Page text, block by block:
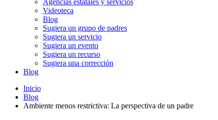
Videoteca
Blog
Sugiera un grupo de padres
Sugiera un servicio
Sugiera un evento
Sugiera un recurso
Sugiera una corrección
Blog
Inicio
Blog
Ambiente menos restrictiva: La perspectiva de un padre